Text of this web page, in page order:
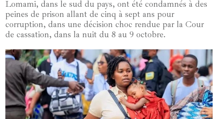
Lomami, dans le sud du pays, ont été condamnés à des
peines de prison allant de cinq à sept ans pour
corruption, dans une décision choc rendue par la Cour
de cassation, dans la nuit du 8 au 9 octobre.